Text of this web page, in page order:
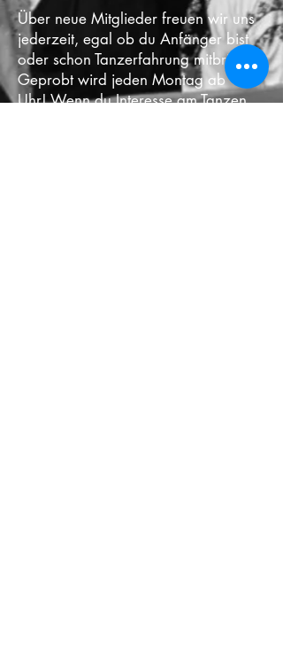
Über neue Mitglieder freuen wir uns
jederzeit, egal ob du Anfänger bist
oder schon Tanzerfahrung mitbringst!
Geprobt wird jeden Montag ab 19
Uhr! Wenn du Interesse am Tanzen